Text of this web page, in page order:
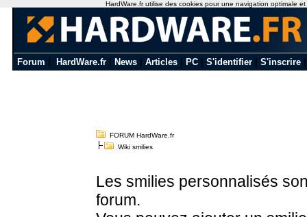
Forum HardWare.fr News Articles PC S'identifier S'inscrire
FORUM HardWare.fr
Wiki smilies
Les smilies personnalisés
forum.
HardWare.fr utilise des cookies pour une navigation optimale